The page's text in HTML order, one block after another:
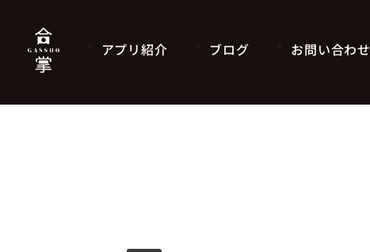
アプリ紹介 ブログ お問い合わせ